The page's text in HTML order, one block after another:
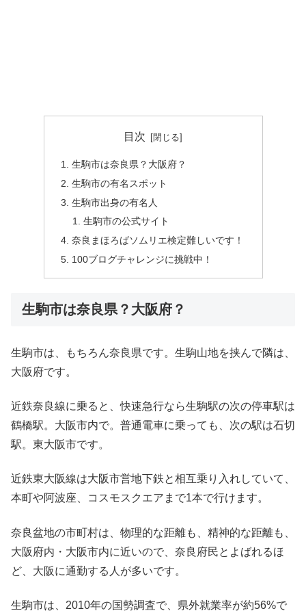
目次
生駒市は奈良県？大阪府？
生駒市の有名スポット
生駒市出身の有名人
生駒市の公式サイト
奈良まほろばソムリエ検定難しいです！
100ブログチャレンジに挑戦中！
生駒市は奈良県？大阪府？
生駒市は、もちろん奈良県です。生駒山地を挟んで隣は、
大阪府です。
近鉄奈良線に乗ると、快速急行なら生駒駅の次の停車駅は
鶴橋駅。大阪市内で。普通電車に乗っても、次の駅は石切
駅。東大阪市です。
近鉄東大阪線は大阪市営地下鉄と相互乗り入れしていて、
本町や阿波座、コスモスクエアまで1本で行けます。
奈良盆地の市町村は、物理的な距離も、精神的な距離も、
大阪府内・大阪市内に近いので、奈良府民とよばれるほ
ど、大阪に通勤する人が多いです。
生駒市は、2010年の国勢調査で、県外就業率が約56%で